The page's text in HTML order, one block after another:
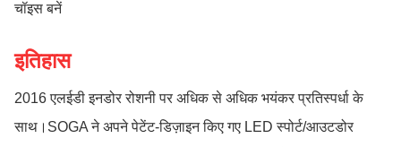
चॉइस बनें
इतिहास
2016 एलईडी इनडोर रोशनी पर अधिक से अधिक भयंकर प्रतिस्पर्धा के
साथ।SOGA ने अपने पेटेंट-डिज़ाइन किए गए LED स्पोर्ट/आउटडोर